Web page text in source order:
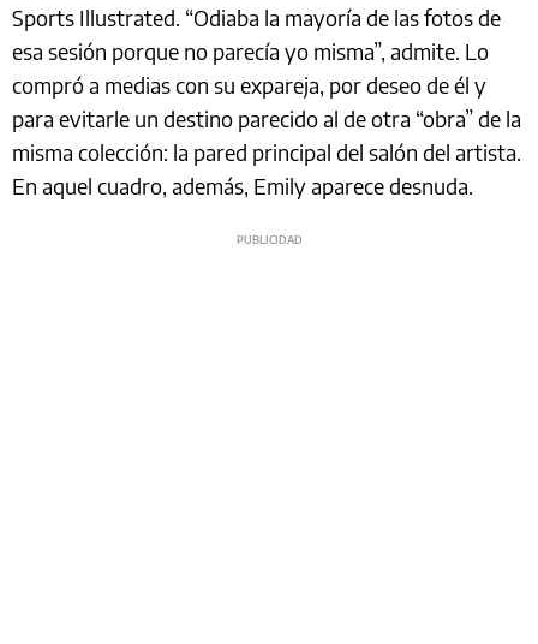
Sports Illustrated. “Odiaba la mayoría de las fotos de
esa sesión porque no parecía yo misma”, admite. Lo
compró a medias con su expareja, por deseo de él y
para evitarle un destino parecido al de otra “obra” de la
misma colección: la pared principal del salón del artista.
En aquel cuadro, además, Emily aparece desnuda.